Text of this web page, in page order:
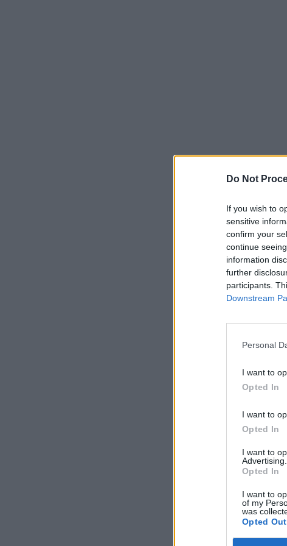
Do Not
If you wish to
sensitive
confirm your
continue
information
further
participants.
Downstream
Personal
I want to
Opted In
I want to
Opted In
I want to
Advertising.
Opted In
I want to
of my
was
Opted Out